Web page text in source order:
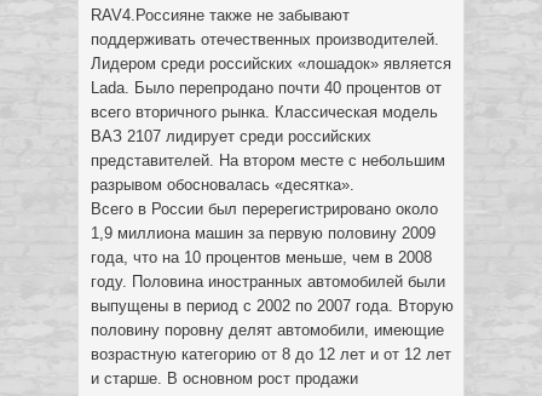
RAV4.Россияне также не забывают
поддерживать отечественных производителей.
Лидером среди российских «лошадок» является
Lada. Было перепродано почти 40 процентов от
всего вторичного рынка. Классическая модель
ВАЗ 2107 лидирует среди российских
представителей. На втором месте с небольшим
разрывом обосновалась «десятка».
Всего в России был перерегистрировано около
1,9 миллиона машин за первую половину 2009
года, что на 10 процентов меньше, чем в 2008
году. Половина иностранных автомобилей были
выпущены в период с 2002 по 2007 года. Вторую
половину поровну делят автомобили, имеющие
возрастную категорию от 8 до 12 лет и от 12 лет
и старше. В основном рост продажи